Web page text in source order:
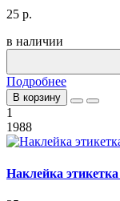
25 р.
в наличии
Подробнее
В корзину
1
1988
Наклейка